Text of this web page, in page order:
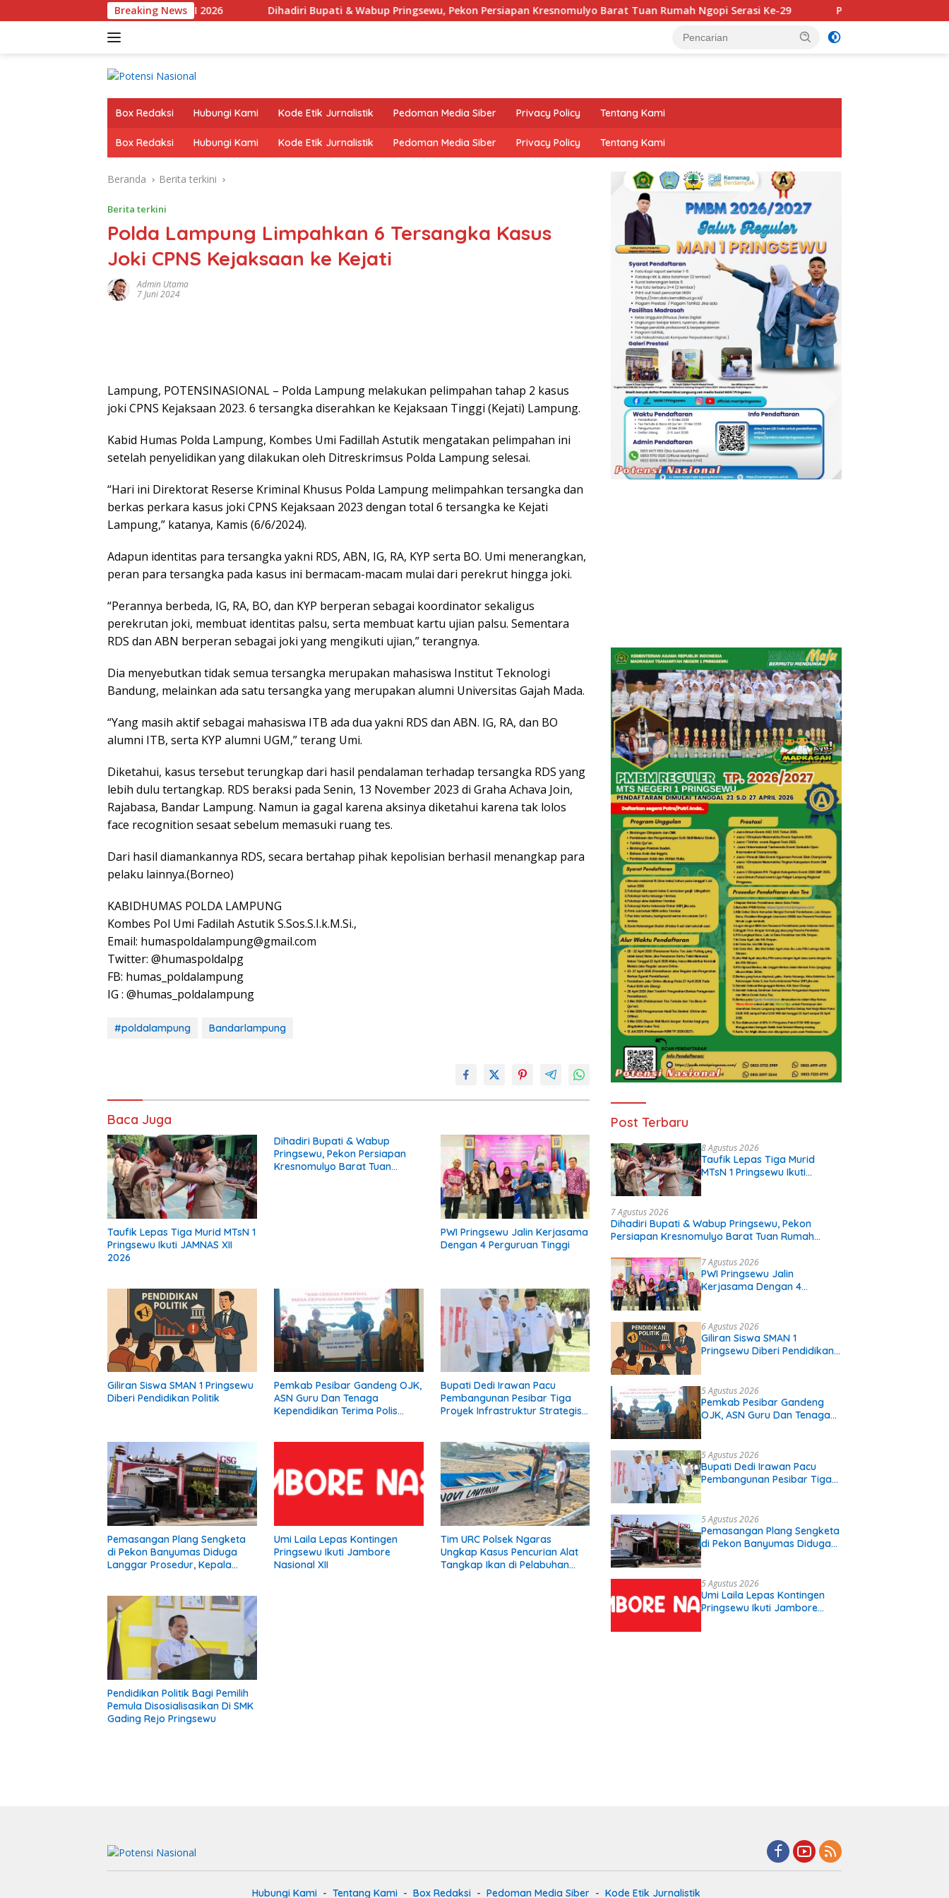
ke
Breaking News
Ikuti JAMNAS XII 2026 Dihadiri Bupati & Wabup Pringsewu, Pekon Persiapan Kresnomulyo Barat Tuan Rumah Ngopi Serasi Ke-29 PWI Pringsewu Jalin Kerjasama
Box Redaksi Hubungi Kami Kode Etik Jurnalistik Pedoman Media Siber Privacy Policy Tentang Kami
Box Redaksi Hubungi Kami Kode Etik Jurnalistik Pedoman Media Siber Privacy Policy Tentang Kami
Beranda Berita terkini
Berita terkini
Polda Lampung Limpahkan 6 Tersangka Kasus
Joki CPNS Kejaksaan ke Kejati
Admin Utama
7 Juni 2024
Lampung, POTENSINASIONAL – Polda Lampung melakukan pelimpahan tahap 2 kasus
joki CPNS Kejaksaan 2023. 6 tersangka diserahkan ke Kejaksaan Tinggi (Kejati) Lampung.
Kabid Humas Polda Lampung, Kombes Umi Fadillah Astutik mengatakan pelimpahan ini
setelah penyelidikan yang dilakukan oleh Ditreskrimsus Polda Lampung selesai.
“Hari ini Direktorat Reserse Kriminal Khusus Polda Lampung melimpahkan tersangka dan
berkas perkara kasus joki CPNS Kejaksaan 2023 dengan total 6 tersangka ke Kejati
Lampung,” katanya, Kamis (6/6/2024).
Adapun identitas para tersangka yakni RDS, ABN, IG, RA, KYP serta BO. Umi menerangkan,
peran para tersangka pada kasus ini bermacam-macam mulai dari perekrut hingga joki.
“Perannya berbeda, IG, RA, BO, dan KYP berperan sebagai koordinator sekaligus
perekrutan joki, membuat identitas palsu, serta membuat kartu ujian palsu. Sementara
RDS dan ABN berperan sebagai joki yang mengikuti ujian,” terangnya.
Dia menyebutkan tidak semua tersangka merupakan mahasiswa Institut Teknologi
Bandung, melainkan ada satu tersangka yang merupakan alumni Universitas Gajah Mada.
“Yang masih aktif sebagai mahasiswa ITB ada dua yakni RDS dan ABN. IG, RA, dan BO
alumni ITB, serta KYP alumni UGM,” terang Umi.
Diketahui, kasus tersebut terungkap dari hasil pendalaman terhadap tersangka RDS yang
lebih dulu tertangkap. RDS beraksi pada Senin, 13 November 2023 di Graha Achava Join,
Rajabasa, Bandar Lampung. Namun ia gagal karena aksinya diketahui karena tak lolos
face recognition sesaat sebelum memasuki ruang tes.
Dari hasil diamankannya RDS, secara bertahap pihak kepolisian berhasil menangkap para
pelaku lainnya.(Borneo)
KABIDHUMAS POLDA LAMPUNG
Kombes Pol Umi Fadilah Astutik S.Sos.S.I.k.M.Si.,
Email: humaspoldalampung@gmail.com
Twitter: @humaspoldalpg
FB: humas_poldalampung
IG : @humas_poldalampung
#poldalampung Bandarlampung
Baca Juga
Taufik Lepas Tiga Murid MTsN 1
Pringsewu Ikuti JAMNAS XII
2026
Dihadiri Bupati & Wabup
Pringsewu, Pekon Persiapan
Kresnomulyo Barat Tuan
PWI Pringsewu Jalin Kerjasama
Dengan 4 Perguruan Tinggi
Giliran Siswa SMAN 1 Pringsewu
Diberi Pendidikan Politik
Pemkab Pesibar Gandeng OJK,
ASN Guru Dan Tenaga
Kependidikan Terima Polis
Bupati Dedi Irawan Pacu
Pembangunan Pesibar Tiga
Proyek Infrastruktur Strategis
Pemasangan Plang Sengketa
di Pekon Banyumas Diduga
Langgar Prosedur, Kepala
Umi Laila Lepas Kontingen
Pringsewu Ikuti Jambore
Nasional XII
Tim URC Polsek Ngaras
Ungkap Kasus Pencurian Alat
Tangkap Ikan di Pelabuhan
Pendidikan Politik Bagi Pemilih
Pemula Disosialisasikan Di SMK
Gading Rejo Pringsewu
Post Terbaru
8 Agustus 2026
Taufik Lepas Tiga Murid
MTsN 1 Pringsewu Ikuti
7 Agustus 2026
Dihadiri Bupati & Wabup Pringsewu, Pekon
Persiapan Kresnomulyo Barat Tuan Rumah
7 Agustus 2026
PWI Pringsewu Jalin
Kerjasama Dengan 4
6 Agustus 2026
Giliran Siswa SMAN 1
Pringsewu Diberi Pendidikan
5 Agustus 2026
Pemkab Pesibar Gandeng
OJK, ASN Guru Dan Tenaga
5 Agustus 2026
Bupati Dedi Irawan Pacu
Pembangunan Pesibar Tiga
Diperjuangkan.
5 Agustus 2026
Pemasangan Plang Sengketa
di Pekon Banyumas Diduga
Diberi Pemberitahuan
5 Agustus 2026
Umi Laila Lepas Kontingen
Pringsewu Ikuti Jambore
Hubungi Kami Tentang Kami Box Redaksi Pedoman Media Siber Kode Etik Jurnalistik